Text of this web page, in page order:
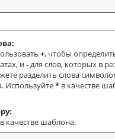
+, чтобы
и- для слов, которых в
разделить слова
Используйте* в качестве
качестве шаблона.